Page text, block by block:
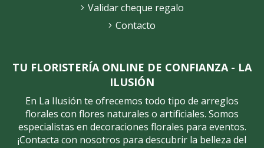
TU FLORISTERÍA ONLINE DE CONFIANZA - LA
ILUSIÓN
En La Ilusión te ofrecemos todo tipo de arreglos
florales con flores naturales o artificiales. Somos
especialistas en decoraciones florales para eventos.
¡Contacta con nosotros para descubrir la belleza del
Validar cheque regalo
Contacto